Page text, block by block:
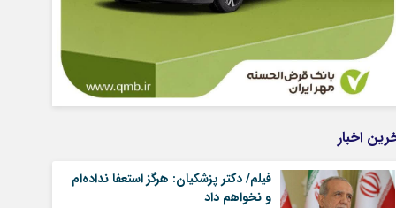
اخبار
فیلم/ دکتر پزشکیان: هرگز استعفا نداده‌ام
و نخواهم داد